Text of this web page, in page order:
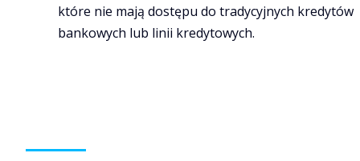
które nie mają dostępu do tradycyjnych kredytów
bankowych lub linii kredytowych.